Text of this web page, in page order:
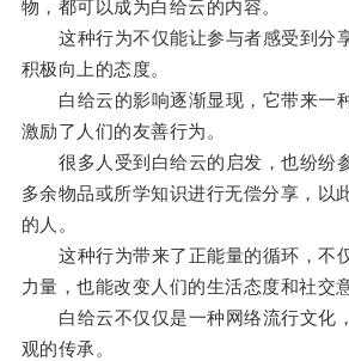
物，都可以成为白给云的内容。
这种行为不仅能让参与者感受到分
积极向上的态度。
白给云的影响逐渐显现，它带来一种
激励了人们的友善行为。
很多人受到白给云的启发，也纷纷
多余物品或所学知识进行无偿分享，以
的人。
这种行为带来了正能量的循环，不
力量，也能改变人们的生活态度和社交
白给云不仅仅是一种网络流行文化
观的传承。